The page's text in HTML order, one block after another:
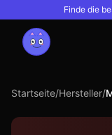
Finde die
Startseite/Hersteller/